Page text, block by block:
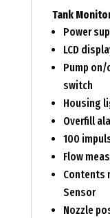
Tank
Power
LCD
Pump
switch
Housing
Overfill
100
Flow
Contents
Sensor
Nozzle